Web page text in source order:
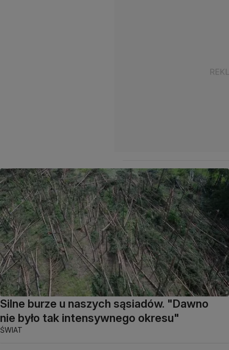
Silne burze u naszych sąsiadów. "Dawno
nie było tak intensywnego okresu"
ŚWIAT